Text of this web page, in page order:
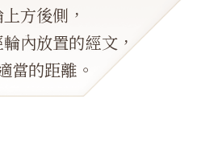
方後側，
內放置的經文，
當的距離。